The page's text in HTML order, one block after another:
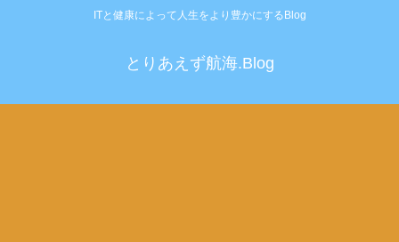
ITと健康によって人生をより豊かにするBlog
とりあえず航海.Blog